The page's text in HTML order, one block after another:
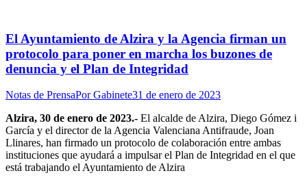
El Ayuntamiento de Alzira y la Agencia firman un
protocolo para poner en marcha los buzones de
denuncia y el Plan de Integridad
Notas de PrensaPorGabinete31 de enero de 2023
Alzira, 30 de enero de 2023.- El alcalde de Alzira, Diego Gómez i
García y el director de la Agencia Valenciana Antifraude, Joan
Llinares, han firmado un protocolo de colaboración entre ambas
instituciones que ayudará a impulsar el Plan de Integridad en el que
está trabajando el Ayuntamiento de Alzira